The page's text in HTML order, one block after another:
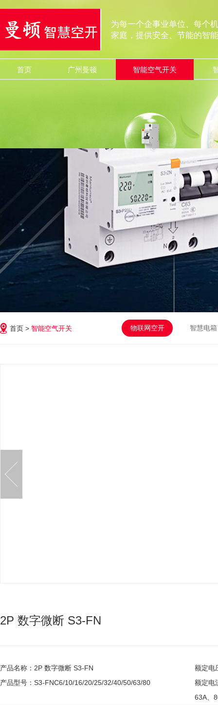
为每一个企事业单位、每个
家庭，提供安全、节能的智
首页 广州曼顿 智能空气开关
首页 > 智能空气开关 物联网空开 智慧电箱
2P 数字微断 S3-FN
产品名称：2P 数字微断 S3-FN
额定电
产品型号：S3-FNC6/10/16/20/25/32/40/50/63/80
额定电
63A、